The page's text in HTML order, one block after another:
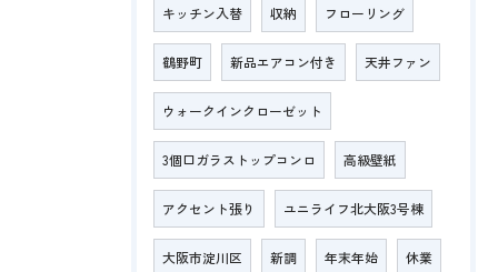
キッチン入替 収納 フローリング
鶴野町 新品エアコン付き 天井ファン
ウォークインクローゼット
3個口ガラストップコンロ 高級壁紙
アクセント張り ユニライフ北大阪3号棟
大阪市淀川区 新調 年末年始 休業